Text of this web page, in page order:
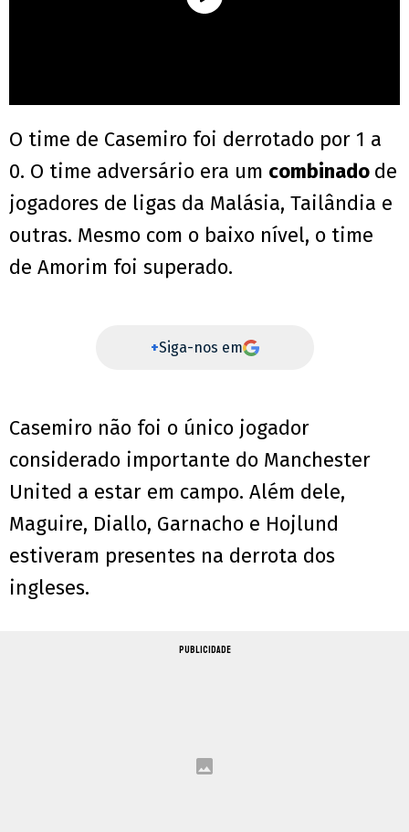
O time de Casemiro foi derrotado por 1 a
0. O time adversário era um combinado de
jogadores de ligas da Malásia, Tailândia e
outras. Mesmo com o baixo nível, o time
de Amorim foi superado.
+Siga-nos em
Casemiro não foi o único jogador
considerado importante do Manchester
United a estar em campo. Além dele,
Maguire, Diallo, Garnacho e Hojlund
estiveram presentes na derrota dos
ingleses.
PUBLICIDADE